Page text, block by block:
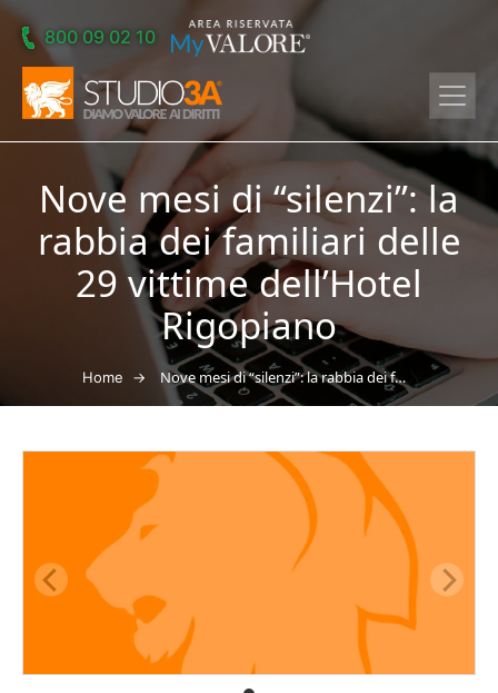
Skip to main content
800 09 02 10
Nove mesi di “silenzi”: la
rabbia dei familiari delle
29 vittime dell’Hotel
Rigopiano
Home → Nove mesi di “silenzi”: la rabbia dei familiari delle 29 vittime dell’Hotel Rigopiano